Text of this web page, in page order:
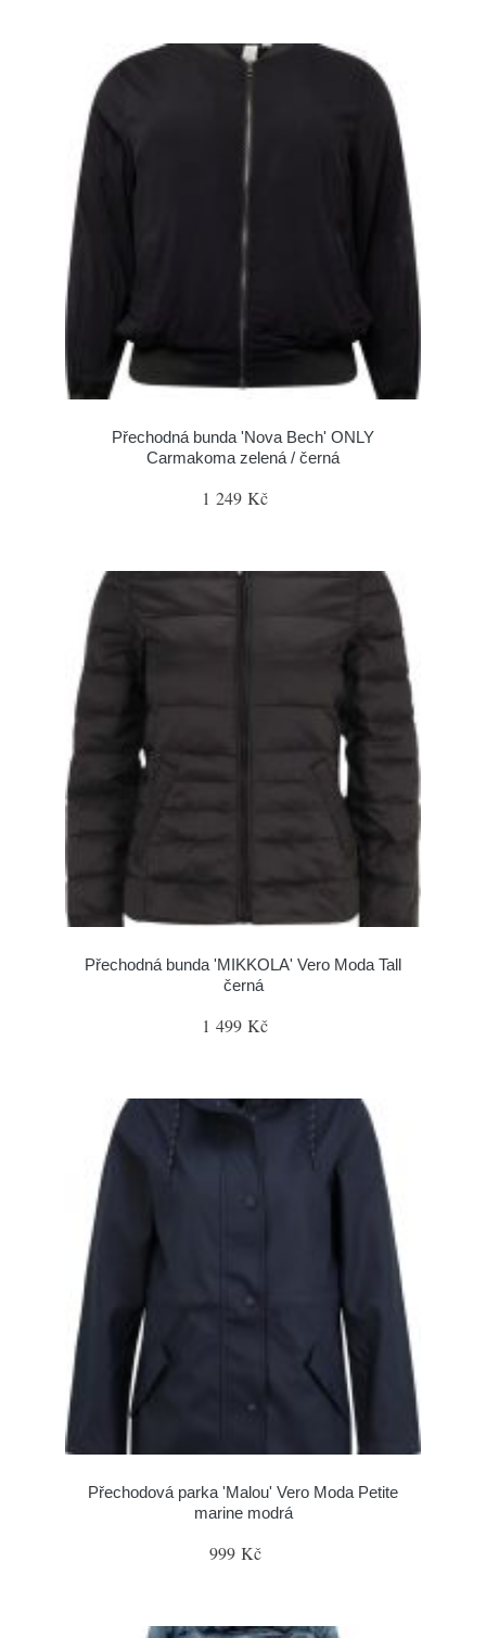
Přechodná bunda 'Nova Bech' ONLY
Carmakoma zelená / černá
1 249 Kč
Přechodná bunda 'MIKKOLA' Vero Moda Tall
černá
1 499 Kč
Přechodová parka 'Malou' Vero Moda Petite
marine modrá
999 Kč